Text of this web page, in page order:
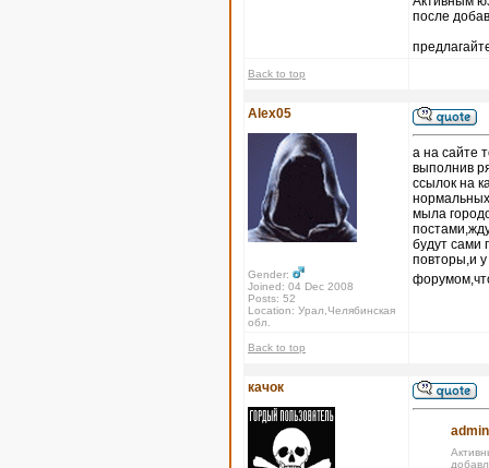
после
Back to top
Alex05
Gender:
Joined: 04 Dec 2008
Posts: 52
Location: Урал,Челябинская
обл.
а на сайте
выполнив
ссылок на
мыла
будут сами
повторы,и
Back to top
качок